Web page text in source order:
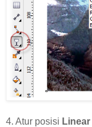
4. Atur posisi Linear